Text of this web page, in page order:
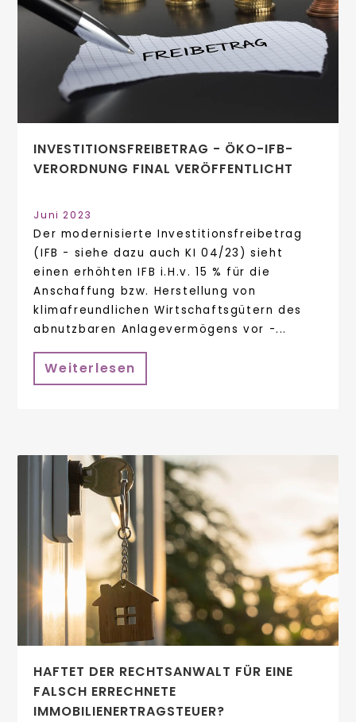
INVESTITIONSFREIBETRAG - ÖKO-IFB-
VERORDNUNG FINAL VERÖFFENTLICHT
Juni 2023
Der modernisierte Investitionsfreibetrag
(IFB - siehe dazu auch KI 04/23) sieht
einen erhöhten IFB i.H.v. 15 % für die
Anschaffung bzw. Herstellung von
klimafreundlichen Wirtschaftsgütern des
abnutzbaren Anlagevermögens vor -...
Weiterlesen
HAFTET DER RECHTSANWALT FÜR EINE
FALSCH ERRECHNETE
IMMOBILIENERTRAGSTEUER?